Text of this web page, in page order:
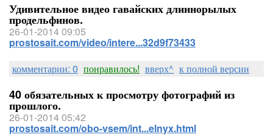
Удивительное видео гавайских длиннорылых
продельфинов.
26-01-2014 09:05
prostosait.com/video/intere...32d9f73433
комментарии: 0 понравилось! вверх^ к полной версии
40 обязательных к просмотру фотографий из
прошлого.
26-01-2014 05:42
prostosait.com/obo-vsem/int...elnyx.html